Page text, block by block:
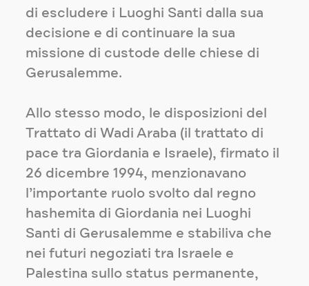
di escludere i Luoghi Santi dalla sua
decisione e di continuare la sua
missione di custode delle chiese di
Gerusalemme.
Allo stesso modo, le disposizioni del
Trattato di Wadi Araba (il trattato di
pace tra Giordania e Israele), firmato il
26 dicembre 1994, menzionavano
l’importante ruolo svolto dal regno
hashemita di Giordania nei Luoghi
Santi di Gerusalemme e stabiliva che
nei futuri negoziati tra Israele e
Palestina sullo status permanente,